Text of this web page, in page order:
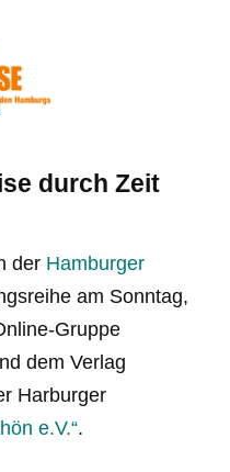
durch Zeit
der Hamburger
am Sonntag,
Gruppe
dem Verlag
Harburger
e.V.“.